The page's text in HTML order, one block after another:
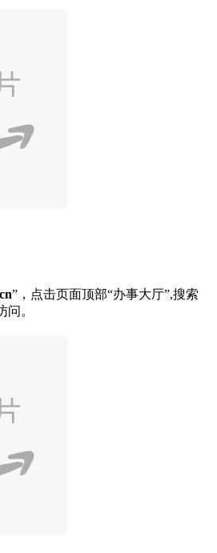
”，点击页面顶部“办事大厅”,搜索
。